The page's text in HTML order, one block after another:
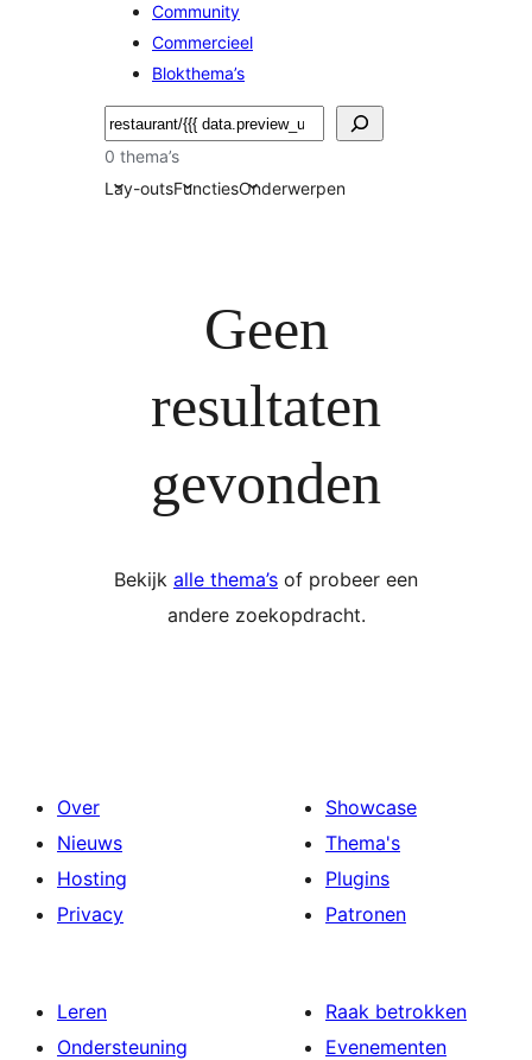
Community
Commercieel
Blokthema’s
Zoeken
0 thema’s
Lay-outsFunctiesOnderwerpen
Geen
resultaten
gevonden
Bekijk alle thema’s of probeer een
andere zoekopdracht.
Over
Nieuws
Hosting
Privacy
Showcase
Thema's
Plugins
Patronen
Leren
Ondersteuning
Raak betrokken
Evenementen